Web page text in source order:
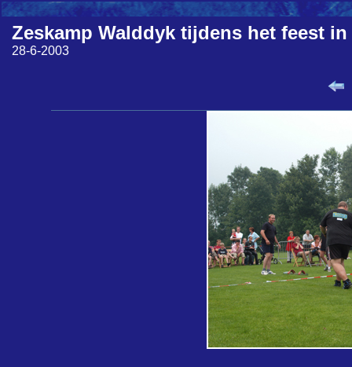
Zeskamp Walddyk tijdens het feest in
28-6-2003